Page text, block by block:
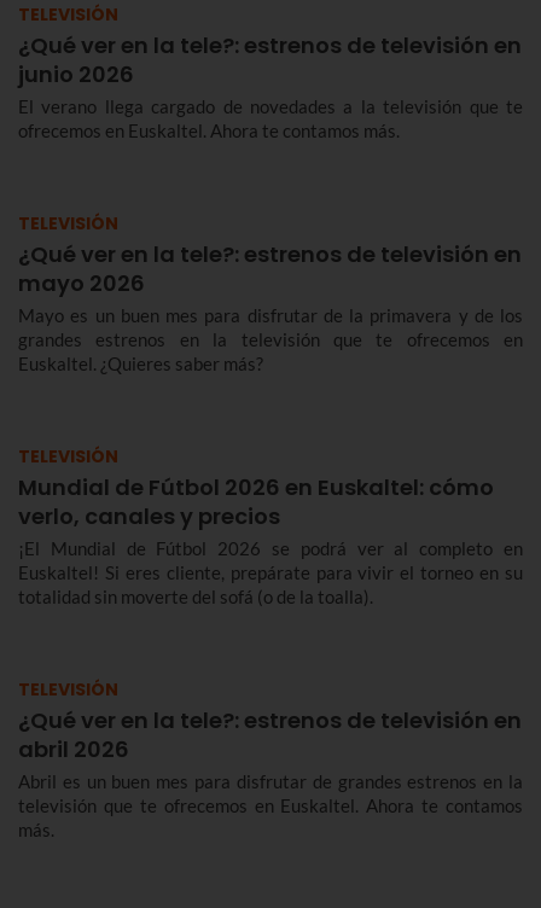
desastre con Tom Hiddleston, en National Geographic.
TELEVISIÓN
¿Qué ver en la tele?: estrenos de televisión en
junio 2026
El verano llega cargado de novedades a la televisión que te
ofrecemos en Euskaltel. Ahora te contamos más.
TELEVISIÓN
¿Qué ver en la tele?: estrenos de televisión en
mayo 2026
Mayo es un buen mes para disfrutar de la primavera y de los
grandes estrenos en la televisión que te ofrecemos en
Euskaltel. ¿Quieres saber más?
TELEVISIÓN
Mundial de Fútbol 2026 en Euskaltel: cómo
verlo, canales y precios
¡El Mundial de Fútbol 2026 se podrá ver al completo en
Euskaltel! Si eres cliente, prepárate para vivir el torneo en su
totalidad sin moverte del sofá (o de la toalla).
TELEVISIÓN
¿Qué ver en la tele?: estrenos de televisión en
abril 2026
Abril es un buen mes para disfrutar de grandes estrenos en la
televisión que te ofrecemos en Euskaltel. Ahora te contamos
más.